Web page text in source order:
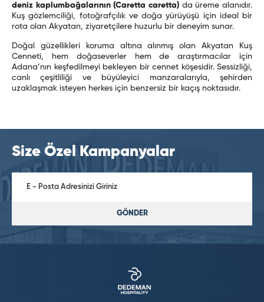
deniz kaplumbağalarının (Caretta caretta) da üreme alanıdır.
Kuş gözlemciliği, fotoğrafçılık ve doğa yürüyüşü için ideal bir
rota olan Akyatan, ziyaretçilere huzurlu bir deneyim sunar.
Doğal güzellikleri koruma altına alınmış olan Akyatan Kuş
Cenneti, hem doğaseverler hem de araştırmacılar için
Adana’nın keşfedilmeyi bekleyen bir cennet köşesidir. Sessizliği,
canlı çeşitliliği ve büyüleyici manzaralarıyla, şehirden
uzaklaşmak isteyen herkes için benzersiz bir kaçış noktasıdır.
Size Özel Kampanyalar
GÖNDER